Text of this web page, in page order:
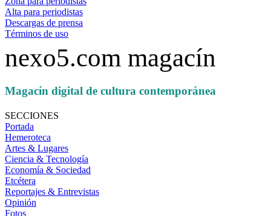
Alta para periodistas
Descargas de prensa
Términos de uso
nexo5.com magacín
Magacín digital de cultura contemporánea
SECCIONES
Portada
Hemeroteca
Artes & Lugares
Ciencia & Tecnología
Economía & Sociedad
Etcétera
Reportajes & Entrevistas
Opinión
Fotos